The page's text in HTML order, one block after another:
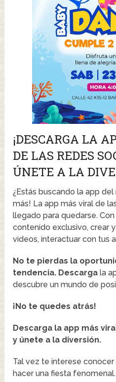
¡DESCARGA LA
DE LAS REDES
ÚNETE A LA
¿Estás buscando la app
más! La app más viral de
llegado para quedarse.
contenido exclusivo, crear y
videos, interactuar con tus
No te pierdas la
tendencia. Descarga la
descubre un mundo de
¡No te quedes atrás!
Descarga la app más
y únete a la diversión.
Tal vez te interese
hacer una fiesta fenomenal.